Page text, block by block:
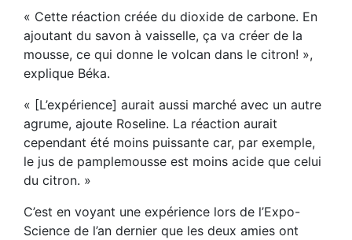
« Cette réaction créée du dioxide de carbone. En
ajoutant du savon à vaisselle, ça va créer de la
mousse, ce qui donne le volcan dans le citron! »,
explique Béka.
« [L’expérience] aurait aussi marché avec un autre
agrume, ajoute Roseline. La réaction aurait
cependant été moins puissante car, par exemple,
le jus de pamplemousse est moins acide que celui
du citron. »
C’est en voyant une expérience lors de l’Expo-
Science de l’an dernier que les deux amies ont